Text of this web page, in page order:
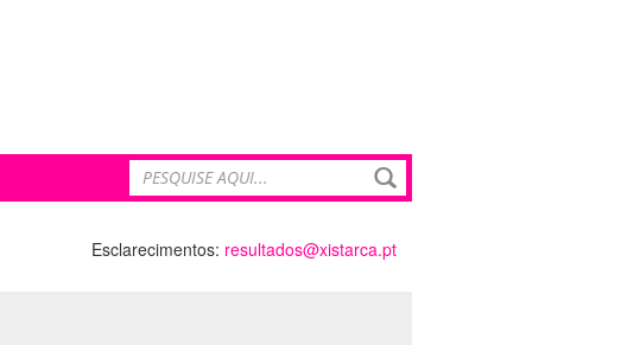
Esclarecimentos: resultados@xistarca.pt